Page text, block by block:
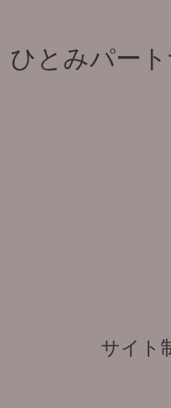
ひとみパー
サイト